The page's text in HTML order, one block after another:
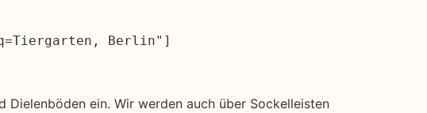
Berlin"]
ein. Wir werden auch über Sockelleisten